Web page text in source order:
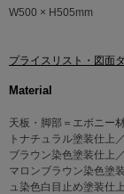
W500 × H505mm
プライスリスト・図面
Material
天板・脚部＝エボニー
トナチュラル塗装仕上
ブラウン染色塗装仕上／
マロンブラウン染色塗
ュ染色白目止め塗装仕上